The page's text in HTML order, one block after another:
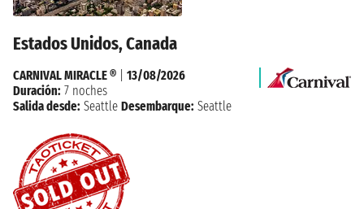
Estados Unidos, Canada
CARNIVAL MIRACLE ®
13/08/2026
Duración: 7 noches
Salida desde: Seattle Desembarque: Seattle